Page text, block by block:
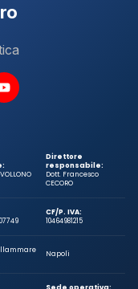
Direttore
responsabile:
Dott. Francesco
CECORO
CF/P. IVA:
10464981215
Napoli